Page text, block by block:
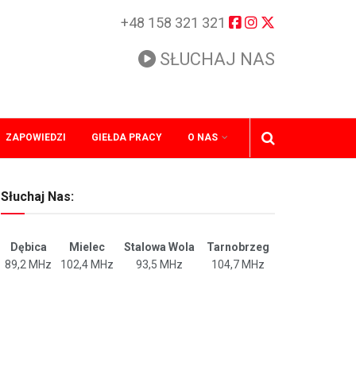
+48 158 321 321
SŁUCHAJ NAS
ZAPOWIEDZI GIEŁDA PRACY O NAS
Słuchaj Nas:
Dębica Mielec Stalowa Wola
Tarnobrzeg
89,2 MHz
102,4 MHz 93,5 MHz 104,7 MHz